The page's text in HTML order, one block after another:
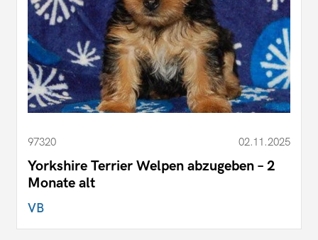
97320 02.11.2025
Yorkshire Terrier Welpen abzugeben – 2
Monate alt
VB